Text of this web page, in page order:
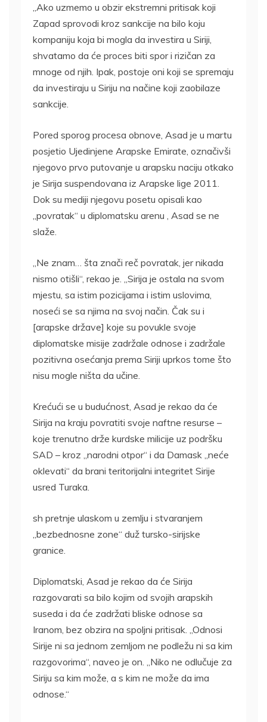
„Ako uzmemo u obzir ekstremni pritisak koji
Zapad sprovodi kroz sankcije na bilo koju
kompaniju koja bi mogla da investira u Siriji,
shvatamo da će proces biti spor i rizičan za
mnoge od njih. Ipak, postoje oni koji se spremaju
da investiraju u Siriju na načine koji zaobilaze
sankcije.
Pored sporog procesa obnove, Asad je u martu
posjetio Ujedinjene Arapske Emirate, označivši
njegovo prvo putovanje u arapsku naciju otkako
je Sirija suspendovana iz Arapske lige 2011.
Dok su mediji njegovu posetu opisali kao
„povratak“ u diplomatsku arenu , Asad se ne
slaže.
„Ne znam… šta znači reč povratak, jer nikada
nismo otišli“, rekao je. „Sirija je ostala na svom
mjestu, sa istim pozicijama i istim uslovima,
noseći se sa njima na svoj način. Čak su i
[arapske države] koje su povukle svoje
diplomatske misije zadržale odnose i zadržale
pozitivna osećanja prema Siriji uprkos tome što
nisu mogle ništa da učine.
Krećući se u budućnost, Asad je rekao da će
Sirija na kraju povratiti svoje naftne resurse –
koje trenutno drže kurdske milicije uz podršku
SAD – kroz „narodni otpor“ i da Damask „neće
oklevati“ da brani teritorijalni integritet Sirije
usred Turaka.
sh pretnje ulaskom u zemlju i stvaranjem
„bezbednosne zone“ duž tursko-sirijske
granice.
Diplomatski, Asad je rekao da će Sirija
razgovarati sa bilo kojim od svojih arapskih
suseda i da će zadržati bliske odnose sa
Iranom, bez obzira na spoljni pritisak. „Odnosi
Sirije ni sa jednom zemljom ne podležu ni sa kim
razgovorima“, naveo je on. „Niko ne odlučuje za
Siriju sa kim može, a s kim ne može da ima
odnose.“